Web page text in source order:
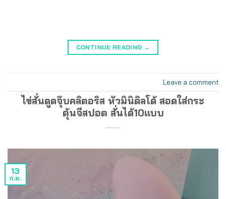
CONTINUE READING →
Leave a comment
ไข่สั่นดูดจุ๊บคลิตอริส หัวมินิดิลโด้ สอดใส่กระ
ตุ้นจีสปอต สั่นได้10แบบ
13
ก.ย.